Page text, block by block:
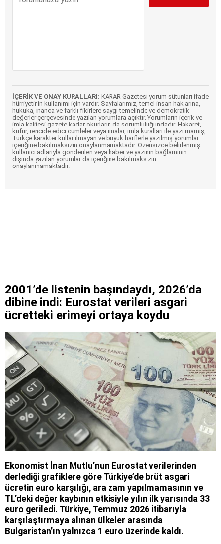
İÇERİK VE ONAY KURALLARI: KARAR Gazetesi yorum sütunları ifade
hürriyetinin kullanımı için vardır. Sayfalarımız, temel insan haklarına,
hukuka, inanca ve farklı fikirlere saygı temelinde ve demokratik
değerler çerçevesinde yazılan yorumlara açıktır. Yorumların içerik ve
imla kalitesi gazete kadar okurların da sorumluluğundadır. Hakaret,
küfür, rencide edici cümleler veya imalar, imla kuralları ile yazılmamış,
Türkçe karakter kullanılmayan ve büyük harflerle yazılmış yorumlar
içeriğine bakılmaksızın onaylanmamaktadır. Özensizce belirlenmiş
kullanıcı adlarıyla gönderilen veya haber ve yazının bağlamının
dışında yazılan yorumlar da içeriğine bakılmaksızın
onaylanmamaktadır.
2001’de listenin başındaydı, 2026’da
dibine indi: Eurostat verileri asgari
ücretteki erimeyi ortaya koydu
Ekonomist İnan Mutlu’nun Eurostat verilerinden
derlediği grafiklere göre Türkiye’de brüt asgari
ücretin euro karşılığı, ara zam yapılmamasının ve
TL’deki değer kaybının etkisiyle yılın ilk yarısında 33
euro geriledi. Türkiye, Temmuz 2026 itibarıyla
karşılaştırmaya alınan ülkeler arasında
Bulgaristan’ın yalnızca 1 euro üzerinde kaldı.